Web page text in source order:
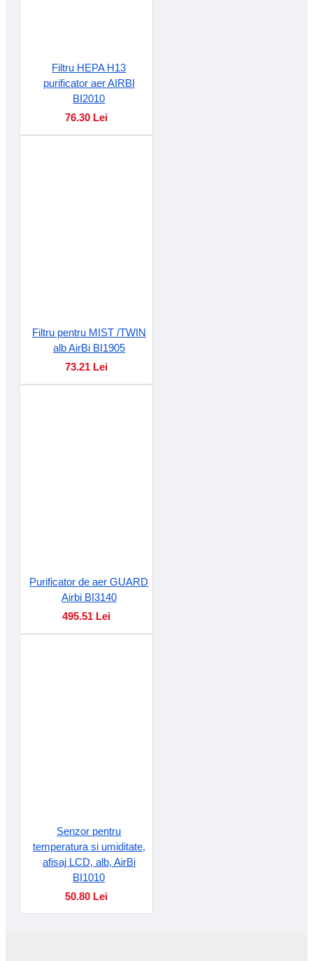
Filtru HEPA H13
purificator aer AIRBI
BI2010
76.30 Lei
Filtru pentru MIST /TWIN
alb AirBi BI1905
73.21 Lei
Purificator de aer GUARD
Airbi BI3140
495.51 Lei
Senzor pentru
temperatura si umiditate,
afisaj LCD, alb, AirBi
BI1010
50.80 Lei